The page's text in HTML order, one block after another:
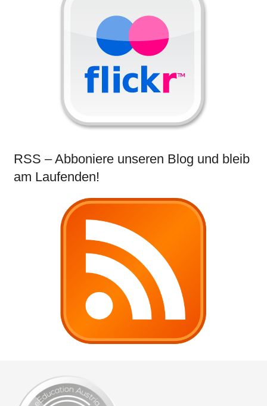
RSS – Abboniere unseren Blog und bleib
am Laufenden!